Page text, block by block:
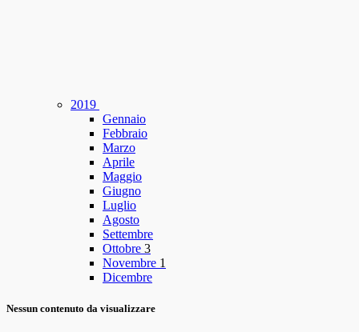
2019
Gennaio
Febbraio
Marzo
Aprile
Maggio
Giugno
Luglio
Agosto
Settembre
Ottobre 3
Novembre 1
Dicembre
Nessun contenuto da visualizzare